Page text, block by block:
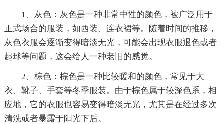
1、灰色：灰色是一种非常中性的颜色，被广泛用于
正式场合的服装，如西装、连衣裙等。随着时间的推移，
灰色衣服会逐渐变得暗淡无光，可能会出现衣服退色或者
起球等问题，这会给人一种老旧的感觉。
2、棕色：棕色是一种比较暖和的颜色，常见于大
衣、靴子、手套等冬季服装。由于棕色属于较深色系，相
应地，它的衣服也容易变得暗淡无光，尤其是在经过多次
清洗或者暴露于阳光下后。